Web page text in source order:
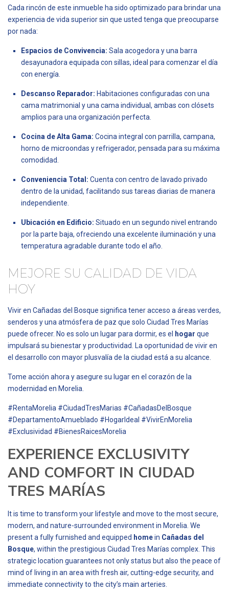
Cada rincón de este inmueble ha sido optimizado para brindar una
experiencia de vida superior sin que usted tenga que preocuparse
por nada:
Espacios de Convivencia: Sala acogedora y una barra
desayunadora equipada con sillas, ideal para comenzar el día
con energía.
Descanso Reparador: Habitaciones configuradas con una
cama matrimonial y una cama individual, ambas con clósets
amplios para una organización perfecta.
Cocina de Alta Gama: Cocina integral con parrilla, campana,
horno de microondas y refrigerador, pensada para su máxima
comodidad.
Conveniencia Total: Cuenta con centro de lavado privado
dentro de la unidad, facilitando sus tareas diarias de manera
independiente.
Ubicación en Edificio: Situado en un segundo nivel entrando
por la parte baja, ofreciendo una excelente iluminación y una
temperatura agradable durante todo el año.
MEJORE SU CALIDAD DE VIDA
HOY
Vivir en Cañadas del Bosque significa tener acceso a áreas verdes,
senderos y una atmósfera de paz que solo Ciudad Tres Marías
puede ofrecer. No es solo un lugar para dormir, es el hogar que
impulsará su bienestar y productividad. La oportunidad de vivir en
el desarrollo con mayor plusvalía de la ciudad está a su alcance.
Tome acción ahora y asegure su lugar en el corazón de la
modernidad en Morelia.
#RentaMorelia #CiudadTresMarias #CañadasDelBosque
#DepartamentoAmueblado #HogarIdeal #VivirEnMorelia
#Exclusividad #BienesRaicesMorelia
EXPERIENCE EXCLUSIVITY
AND COMFORT IN CIUDAD
TRES MARÍAS
It is time to transform your lifestyle and move to the most secure,
modern, and nature-surrounded environment in Morelia. We
present a fully furnished and equipped homein Cañadas del
Bosque, within the prestigious Ciudad Tres Marías complex. This
strategic location guarantees not only status but also the peace of
mind of living in an area with fresh air, cutting-edge security, and
immediate connectivity to the city’s main arteries.